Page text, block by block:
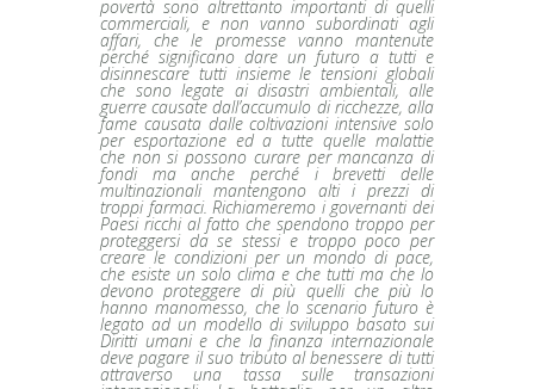
povertà sono altrettanto importanti di quelli
commerciali, e non vanno subordinati agli
affari, che le promesse vanno mantenute
perché significano dare un futuro a tutti e
disinnescare tutti insieme le tensioni globali
che sono legate ai disastri ambientali, alle
guerre causate dall’accumulo di ricchezze, alla
fame causata dalle coltivazioni intensive solo
per esportazione ed a tutte quelle malattie
che non si possono curare per mancanza di
fondi ma anche perché i brevetti delle
multinazionali mantengono alti i prezzi di
troppi farmaci. Richiameremo i governanti dei
Paesi ricchi al fatto che spendono troppo per
proteggersi da se stessi e troppo poco per
creare le condizioni per un mondo di pace,
che esiste un solo clima e che tutti ma che lo
devono proteggere di più quelli che più lo
hanno manomesso, che lo scenario futuro è
legato ad un modello di sviluppo basato sui
Diritti umani e che la finanza internazionale
deve pagare il suo tributo al benessere di tutti
attraverso una tassa sulle transazioni